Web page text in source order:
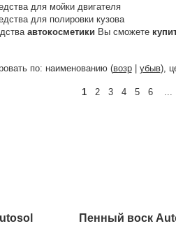
для мойки двигателя
для полировки кузова
автокосметики Вы сможете
по: наименованию (возр| убыв),
1 2 3 4 5 6 ...
Пенный воск